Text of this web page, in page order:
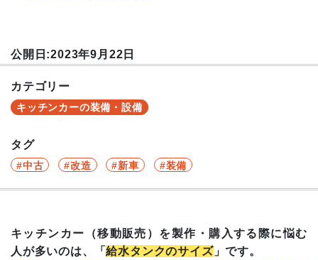
公開日:2023年9月22日
カテゴリー
キッチンカーの装備・設備
タグ
中古 改造 新車 装備
キッチンカー（移動販売）を製作・購入する際に悩む
人が多いのは、「給水タンクのサイズ」です。